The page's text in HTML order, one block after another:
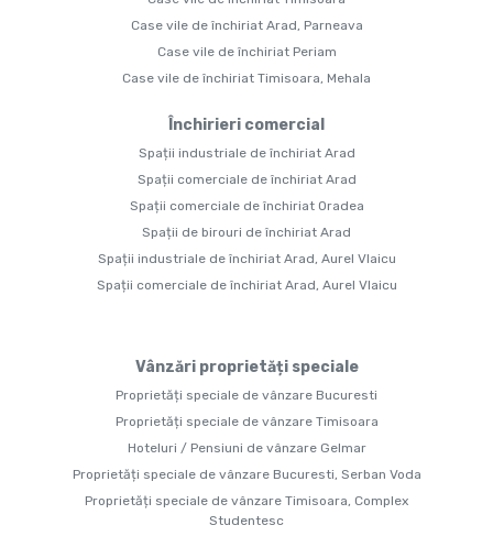
Case vile de închiriat Arad, Parneava
Case vile de închiriat Periam
Case vile de închiriat Timisoara, Mehala
Închirieri comercial
Spații industriale de închiriat Arad
Spații comerciale de închiriat Arad
Spații comerciale de închiriat Oradea
Spații de birouri de închiriat Arad
Spații industriale de închiriat Arad, Aurel Vlaicu
Spații comerciale de închiriat Arad, Aurel Vlaicu
Vânzări proprietăți speciale
Proprietăți speciale de vânzare Bucuresti
Proprietăți speciale de vânzare Timisoara
Hoteluri / Pensiuni de vânzare Gelmar
Proprietăți speciale de vânzare Bucuresti, Serban Voda
Proprietăți speciale de vânzare Timisoara, Complex
Studentesc